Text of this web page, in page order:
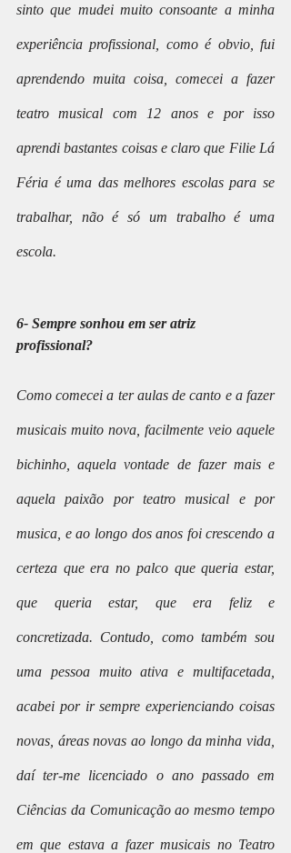
sinto que mudei muito consoante a minha
experiência profissional, como é obvio, fui
aprendendo muita coisa, comecei a fazer
teatro musical com 12 anos e por isso
aprendi bastantes coisas e claro que Filie Lá
Féria é uma das melhores escolas para se
trabalhar, não é só um trabalho é uma
escola.
6- Sempre sonhou em ser atriz
profissional?
Como comecei a ter aulas de canto e a fazer
musicais muito nova, facilmente veio aquele
bichinho, aquela vontade de fazer mais e
aquela paixão por teatro musical e por
musica, e ao longo dos anos foi crescendo a
certeza que era no palco que queria estar,
que queria estar, que era feliz e
concretizada. Contudo, como também sou
uma pessoa muito ativa e multifacetada,
acabei por ir sempre experienciando coisas
novas, áreas novas ao longo da minha vida,
daí ter-me licenciado o ano passado em
Ciências da Comunicação ao mesmo tempo
em que estava a fazer musicais no Teatro